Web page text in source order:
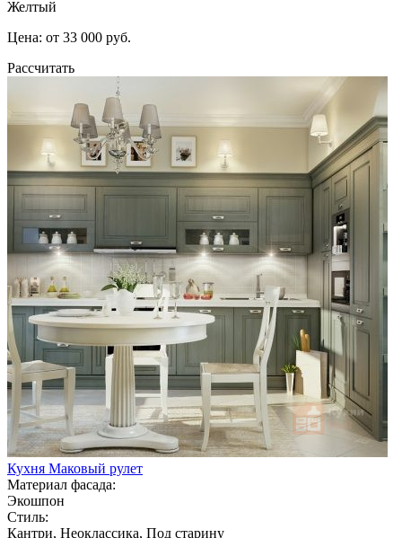
Желтый
Цена: от 33 000 руб.
Рассчитать
Кухня Маковый рулет
Материал фасада:
Экошпон
Стиль:
Кантри, Неоклассика, Под старину